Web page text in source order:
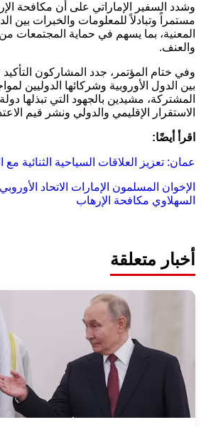
وشدد السفير الإماراتي على أن مكافحة
مستمراً وتبادلاً للمعلومات والخبرات بين
المعنية، بما يسهم في حماية المجتمعات
والعنف.
وفي ختام المؤتمر، جدد المشاركون التأكيد
بين الدول الأوروبية وشركائها الدوليين
المشتركة، مشيدين بالجهود التي تبذلها
الاستقرار الإقليمي والدولي ونشر قيم
اقرأ أيضًا:
عمان: تعزيز العلاقات السياحية الثنائية مع
الإخوان المسلمون الإمارات الاتحاد الأوروبي
السهلاوي مكافحة الإرهاب
أخبار متعلقة